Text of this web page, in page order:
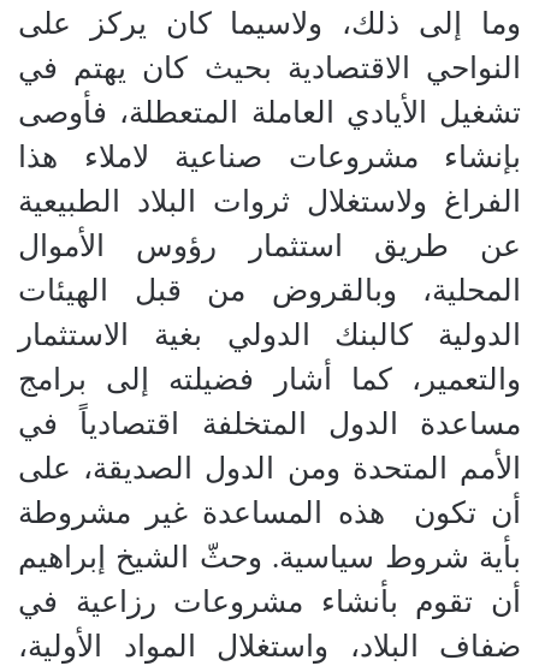
وما إلى ذلك، ولاسيما كان يركز على
النواحي الاقتصادية بحيث كان يهتم في
تشغيل الأيادي العاملة المتعطلة، فأوصى
بإنشاء مشروعات صناعية لاملاء هذا
الفراغ ولاستغلال ثروات البلاد الطبيعية
عن طريق استثمار رؤوس الأموال
المحلية، وبالقروض من قبل الهيئات
الدولية كالبنك الدولي بغية الاستثمار
والتعمير، كما أشار فضيلته إلى برامج
مساعدة الدول المتخلفة اقتصادياً في
الأمم المتحدة ومن الدول الصديقة، على
أن تكون
هذه المساعدة غير مشروطة
بأية شروط سياسية. وحثّ الشيخ إبراهيم
أن تقوم بأنشاء مشروعات رزاعية في
ضفاف البلاد، واستغلال المواد الأولية،